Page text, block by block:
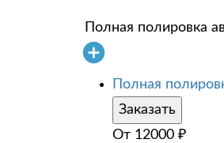
Полная полировка
Полная
Заказать
От 12000 ₽